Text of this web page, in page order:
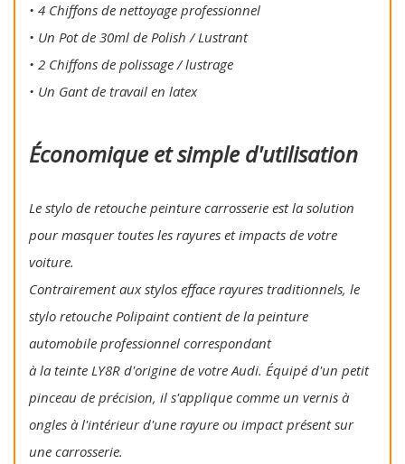
• 4 Chiffons de nettoyage professionnel
• Un Pot de 30ml de Polish / Lustrant
• 2 Chiffons de polissage / lustrage
• Un Gant de travail en latex
Économique et simple d'utilisation
Le stylo de retouche peinture carrosserie est la solution
pour masquer toutes les rayures et impacts de votre
voiture.
Contrairement aux stylos efface rayures traditionnels, le
stylo retouche Polipaint contient de la peinture
automobile professionnel correspondant
à la teinte LY8R d'origine de votre Audi. Équipé d'un petit
pinceau de précision, il s'applique comme un vernis à
ongles à l'intérieur d'une rayure ou impact présent sur
une carrosserie.